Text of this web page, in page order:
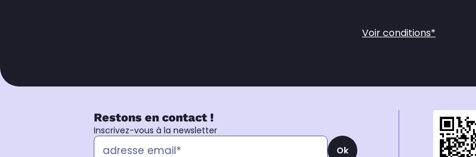
Voir conditions*
Restons en contact !
Inscrivez-vous à la newsletter
Ok